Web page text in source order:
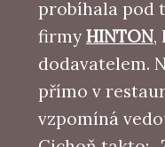
probíhala pod
firmy HINTON,
dodavatelem.
přímo v
vzpomíná